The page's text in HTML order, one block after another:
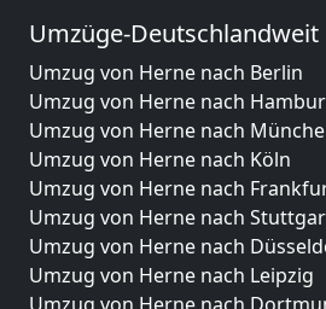
Umzüge-Deutschlandweit
Umzug von Herne nach Berlin
Umzug von Herne nach
Umzug von Herne nach
Umzug von Herne nach Köln
Umzug von Herne nach
Umzug von Herne nach
Umzug von Herne nach
Umzug von Herne nach Leipzig
Umzug von Herne nach